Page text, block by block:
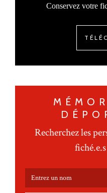
Conservez votre
Recherchez les